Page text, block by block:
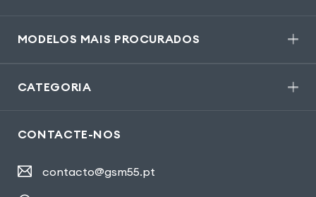
MODELOS MAIS PROCURADOS
CATEGORIA
CONTACTE-NOS
contacto@gsm55.pt